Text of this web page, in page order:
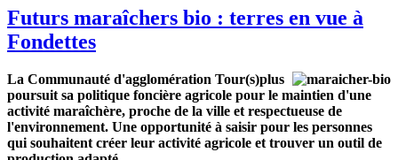
Futurs maraîchers bio : terres en vue à
Fondettes
La Communauté d'agglomération Tour(s)plus
poursuit sa politique foncière agricole pour le maintien d'une
activité maraîchère, proche de la ville et respectueuse de
l'environnement. Une opportunité à saisir pour les personnes
qui souhaitent créer leur activité agricole et trouver un outil de